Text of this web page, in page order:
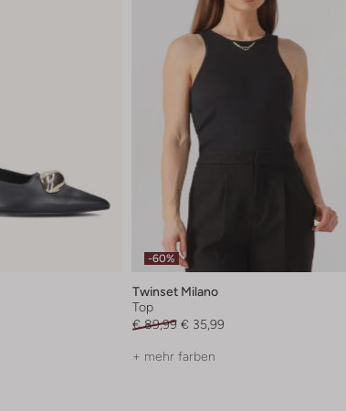
-60%
Twinset Milano
Top
€ 89,99 € 35,99
+ mehr farben